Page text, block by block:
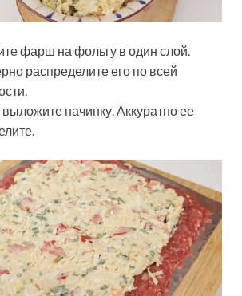
фарш на фольгу в один слой.
распределите его по всей
начинку. Аккуратно ее